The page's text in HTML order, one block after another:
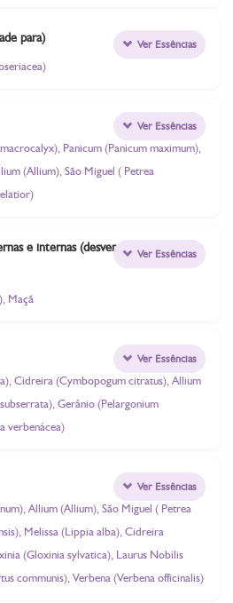
para) Ver Essências
Panicum (Panicum maximum),
(Allium), São Miguel ( Petrea
Ver Essências
e internas (desvencilhar-
Maçã
Ver Essências
Cidreira (Cymbopogum citratus), Allium
Gerânio (Pelargonium
verbenácea)
Ver Essências
Allium (Allium), São Miguel ( Petrea
Melissa (Lippia alba), Cidreira
(Gloxinia sylvatica), Laurus Nobilis
communis), Verbena (Verbena officinalis)
Ver Essências